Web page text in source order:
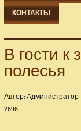
КОНТАКТЫ
В гости к
полесья
Автор: Администратор
2696